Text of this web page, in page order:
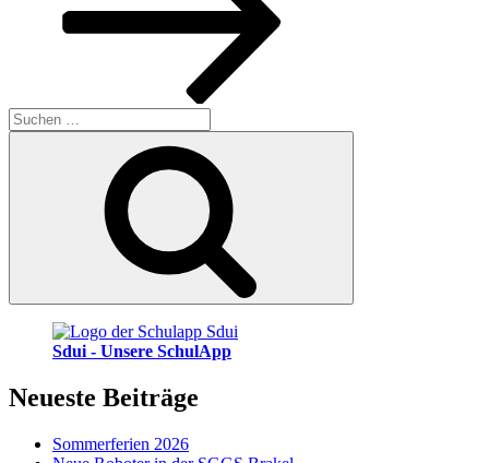
Suchen
nach:
Sdui - Unsere SchulApp
Neueste Beiträge
Sommerferien 2026